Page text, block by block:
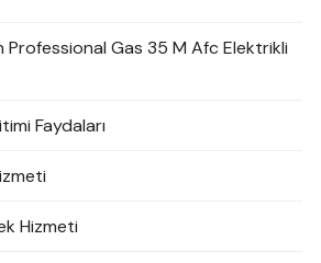
Gas 35 M Afc Elektrikli
Faydaları
Hizmeti